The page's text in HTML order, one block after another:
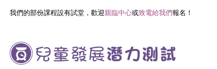
我們的部份課程設有試堂，歡迎親臨中心或致電給我們報名！